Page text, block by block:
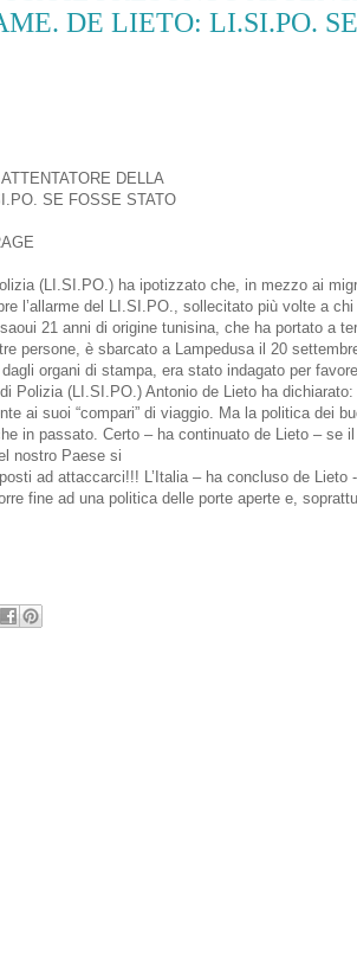
DE LIETO: LI.SI.PO. SE
DELLA
SE FOSSE STATO
(LI.SI.PO.) ha ipotizzato che, in mezzo ai
l’allarme del LI.SI.PO., sollecitato più volte a
21 anni di origine tunisina, che ha portato a
persone, è sbarcato a Lampedusa il 20
organi di stampa, era stato indagato per
Polizia (LI.SI.PO.) Antonio de Lieto ha
ai suoi “compari” di viaggio. Ma la politica dei
in passato. Certo – ha continuato de Lieto – se
nostro Paese si
ad attaccarci!!! L’Italia – ha concluso de Lieto
fine ad una politica delle porte aperte e,